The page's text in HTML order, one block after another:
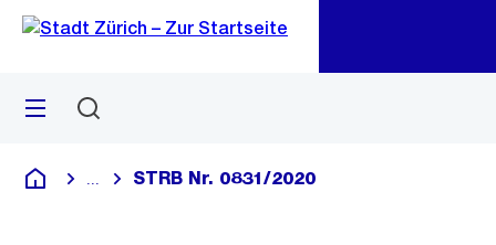
Navigation
Sprunglink
Menü
Deutsch
Blende alle Breadcrumbs ein
STRB Nr. 0831/2020